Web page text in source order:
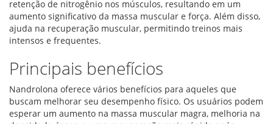
retenção de nitrogênio nos músculos, resultando em um
aumento significativo da massa muscular e força. Além disso,
ajuda na recuperação muscular, permitindo treinos mais
intensos e frequentes.
Principais benefícios
Nandrolona oferece vários benefícios para aqueles que
buscam melhorar seu desempenho físico. Os usuários podem
esperar um aumento na massa muscular magra, melhoria na